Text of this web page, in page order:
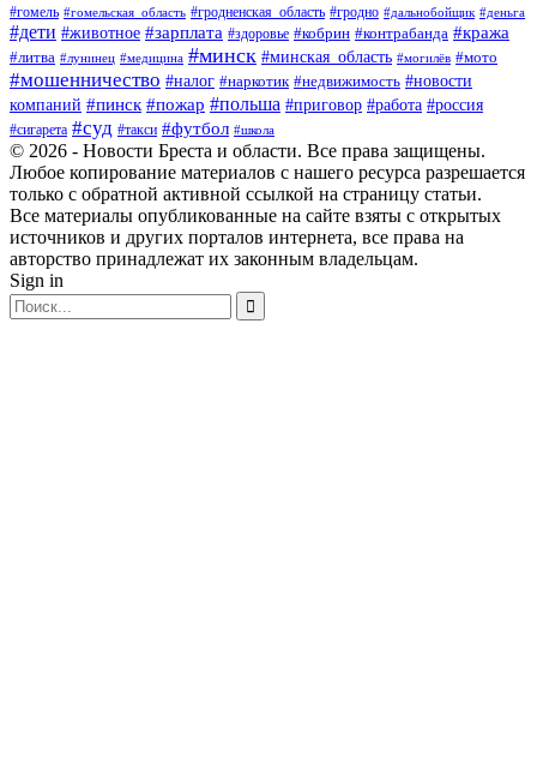
#гомель #гомельская_область #гродненская_область #гродно #дальнобойщик #деньга
#дети #животное #зарплата #здоровье #кобрин #контрабанда #кража
#литва #лунинец #медицина #минск #минская_область #могилёв #мото
#мошенничество #налог #наркотик #недвижимость #новости
компаний #пинск #пожар #польша #приговор #работа #россия
#сигарета #суд #такси #футбол #школа
© 2026 - Новости Бреста и области. Все права защищены.
Любое копирование материалов с нашего ресурса разрешается
только с обратной активной ссылкой на страницу статьи.
Все материалы опубликованные на сайте взяты с открытых
источников и других порталов интернета, все права на
авторство принадлежат их законным владельцам.
Sign in